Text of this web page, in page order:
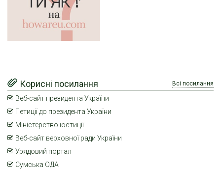
Корисні посилання Всі посилання
Веб-сайт президента України
Петиції до президента України
Міністерство юстиції
Веб-сайт верховної ради України
Урядовий портал
Сумська ОДА